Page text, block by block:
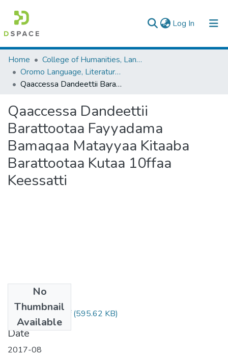
Log In (current)
Colleges, Institutes & Collections
Browse AAU-ETD
Home
College of Humanities, Language Studies, Journalism & Communication
Oromo Language, Literature and Folklore
Qaaccessa Dandeettii Barattootaa Fayyadama Bamaqaa Matayyaa Kitaaba Barattootaa Kutaa 10ffaa Keessatti
Qaaccessa Dandeettii
Barattootaa Fayyadama
Bamaqaa Matayyaa Kitaaba
Barattootaa Kutaa 10ffaa
Keessatti
No
Thumbnail
Available
Abbolee Hajjii.pdf (595.62 KB)
Date
2017-08